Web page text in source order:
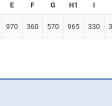
E F G H1 I
970 360 570 965 330